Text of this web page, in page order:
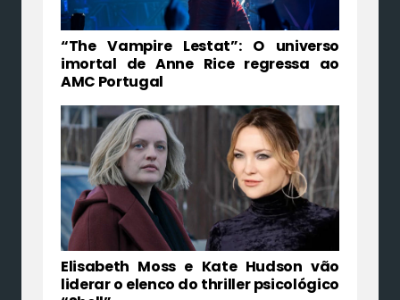
“The Vampire Lestat”: O universo
imortal de Anne Rice regressa ao
AMC Portugal
Elisabeth Moss e Kate Hudson vão
liderar o elenco do thriller psicológico